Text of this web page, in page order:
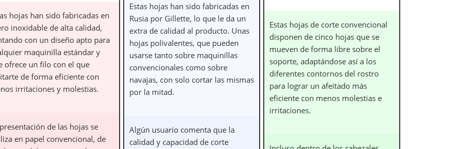
hojas han sido fabricadas en
inoxidable de alta calidad,
con un diseño apto para
maquinilla estándar y
ofrece un filo con el que
de forma eficiente con
irritaciones y molestias.
de las hojas se
en papel convencional, de
Estas hojas han sido fabricadas en
Rusia por Gillette, lo que le da un
extra de calidad al producto. Unas
hojas polivalentes, que pueden
usarse tanto sobre maquinillas
convencionales como sobre
navajas, con solo cortar las mismas
por la mitad.
Algún usuario comenta que la
calidad y capacidad de corte
Estas hojas de corte convencional
disponen de cinco hojas que se
mueven de forma libre sobre el
soporte, adaptándose así a los
diferentes contornos del rostro
para lograr un afeitado más
eficiente con menos molestias e
irritaciones.